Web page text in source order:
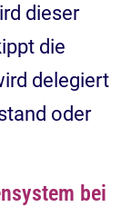
dieser
die
delegiert
oder
bei